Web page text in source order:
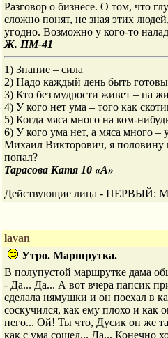
Разговор о бизнесе. О том, что
сложно понят, не зная этих
угодно. Возможно у кого-то
Ж. ПМ-41
1) Знание – сила
2) Надо каждый день быть
3) Кто без мудрости живет – на
4) У кого нет ума – того как
5) Когда мяса много на ком-
6) У кого ума нет, а мяса много –
Михаил Викторович, я половину
попал?
Тарасова Катя 10 «А»
Действующие лица - ПЕРВЫЙ:
lavan
Утро. Маршрутка.
В полупустой маршрутке дама
- Да... Да... А вот вчера папсик
сделала нямушки и он поехал в
соскучился, как ему плохо и
него... Ой! Ты что, Дусик он же
как с ума сошел... Да... Конечно